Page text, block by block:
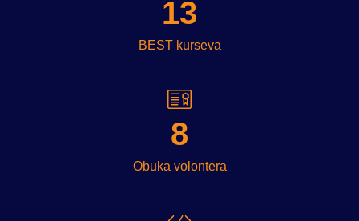
13
BEST kurseva
8
Obuka volontera